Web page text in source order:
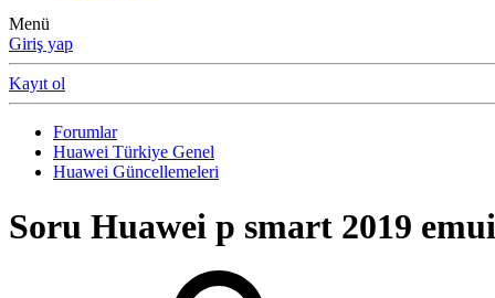
Menü
Giriş yap
Kayıt ol
Forumlar
Huawei Türkiye Genel
Huawei Güncellemeleri
Soru Huawei p smart 2019